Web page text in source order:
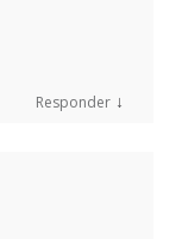
Responder ↓